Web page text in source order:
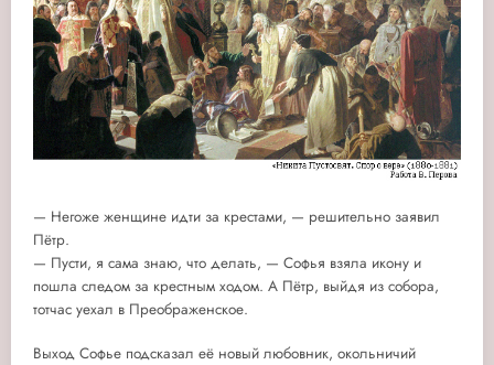
— Негоже женщине идти за крестами, — решительно заявил
Пётр.
— Пусти, я сама знаю, что делать, — Софья взяла икону и
пошла следом за крестным ходом. А Пётр, выйдя из собора,
тотчас уехал в Преображенское.
Выход Софье подсказал её новый любовник, окольничий